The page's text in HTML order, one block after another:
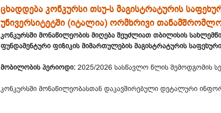
ცხადდება კონკურსი თსუ-ს მაგისტრატურის
უნივერსიტეტში (იტალია) ორმხრივი
კონკურსში მონაწილეობის მიღება შეუძლიათ თბილისის
ფუნდამენტური ფიზიკის მიმართულების მაგისტრატურის
მობილობის პერიოდი: 2025/2026 სასწავლო წლის შემოდგომის
კონკურსში მონაწილეობასთან დაკავშირებული დეტალური